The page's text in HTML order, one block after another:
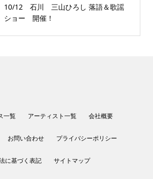
10/12 石川 三山ひろし 落語＆歌謡
ショー 開催！
一覧 アーティスト一覧 会社概要
お問い合わせ プライバシーポリシー
に基づく表記 サイトマップ